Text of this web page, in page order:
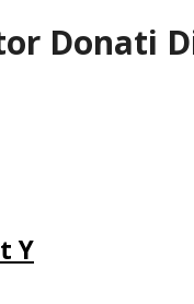
Donati
Y